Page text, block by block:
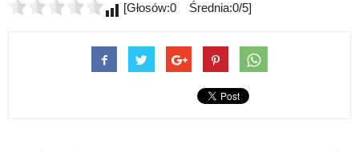
[Głosów:0 Średnia:0/5]